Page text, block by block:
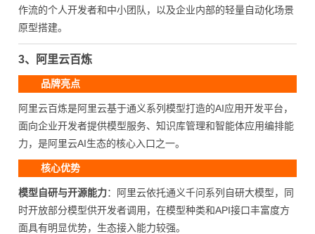
作流的个人开发者和中小团队，以及企业内部的轻量自动化场景
原型搭建。
3、阿里云百炼
品牌亮点
阿里云百炼是阿里云基于通义系列模型打造的AI应用开发平台，
面向企业开发者提供模型服务、知识库管理和智能体应用编排能
力，是阿里云AI生态的核心入口之一。
核心优势
模型自研与开源能力：阿里云依托通义千问系列自研大模型，同
时开放部分模型供开发者调用，在模型种类和API接口丰富度方
面具有明显优势，生态接入能力较强。